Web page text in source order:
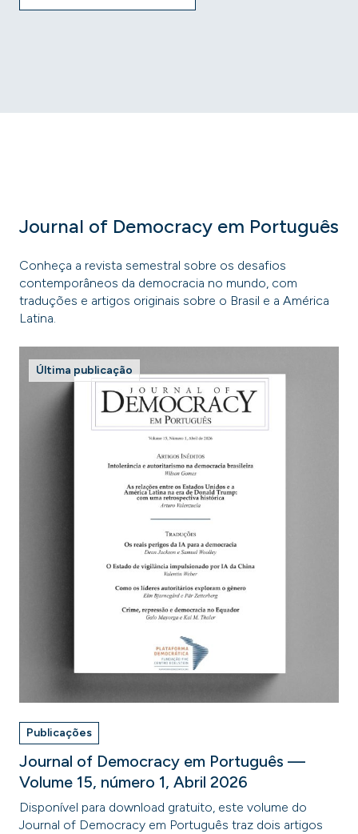
Journal of Democracy em Português
Conheça a revista semestral sobre os desafios
contemporâneos da democracia no mundo, com
traduções e artigos originais sobre o Brasil e a América
Latina.
Última publicação
Publicações
Journal of Democracy em Português —
Volume 15, número 1, Abril 2026
Disponível para download gratuito, este volume do
Journal of Democracy em Português traz dois artigos